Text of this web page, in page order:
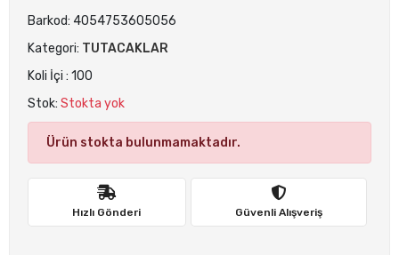
Barkod: 4054753605056
Kategori: TUTACAKLAR
Koli İçi : 100
Stok: Stokta yok
Ürün stokta bulunmamaktadır.
Hızlı Gönderi Güvenli Alışveriş